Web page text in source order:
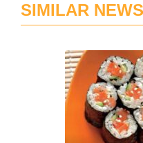
SIMILAR NEWS